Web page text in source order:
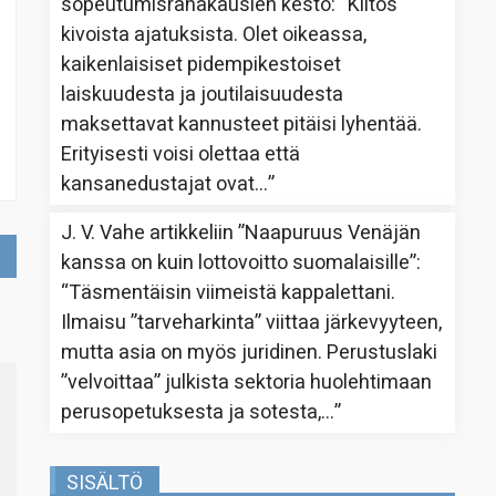
kivoista ajatuksista. Olet oikeassa,
kaikenlaisiset pidempikestoiset
laiskuudesta ja joutilaisuudesta
maksettavat kannusteet pitäisi lyhentää.
Erityisesti voisi olettaa että
kansanedustajat ovat…”
J. V. Vahe artikkeliin”Naapuruus Venäjän
kanssa on kuin lottovoitto suomalaisille”:
“Täsmentäisin viimeistä kappalettani.
Ilmaisu ”tarveharkinta” viittaa järkevyyteen,
mutta asia on myös juridinen. Perustuslaki
”velvoittaa” julkista sektoria huolehtimaan
perusopetuksesta ja sotesta,…”
SISÄLTÖ